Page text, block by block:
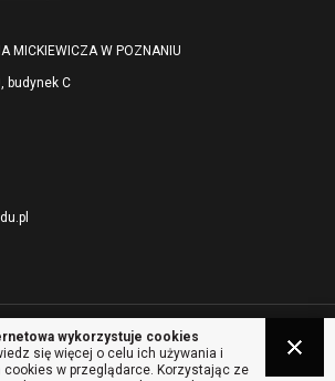
MICKIEWICZA W POZNANIU
budynek C
Mickiewicza, Wydział Socjologii. Wszelkie prawa
wykorzystuje cookies
się więcej o celu ich używania i
w przeglądarce. Korzystając ze